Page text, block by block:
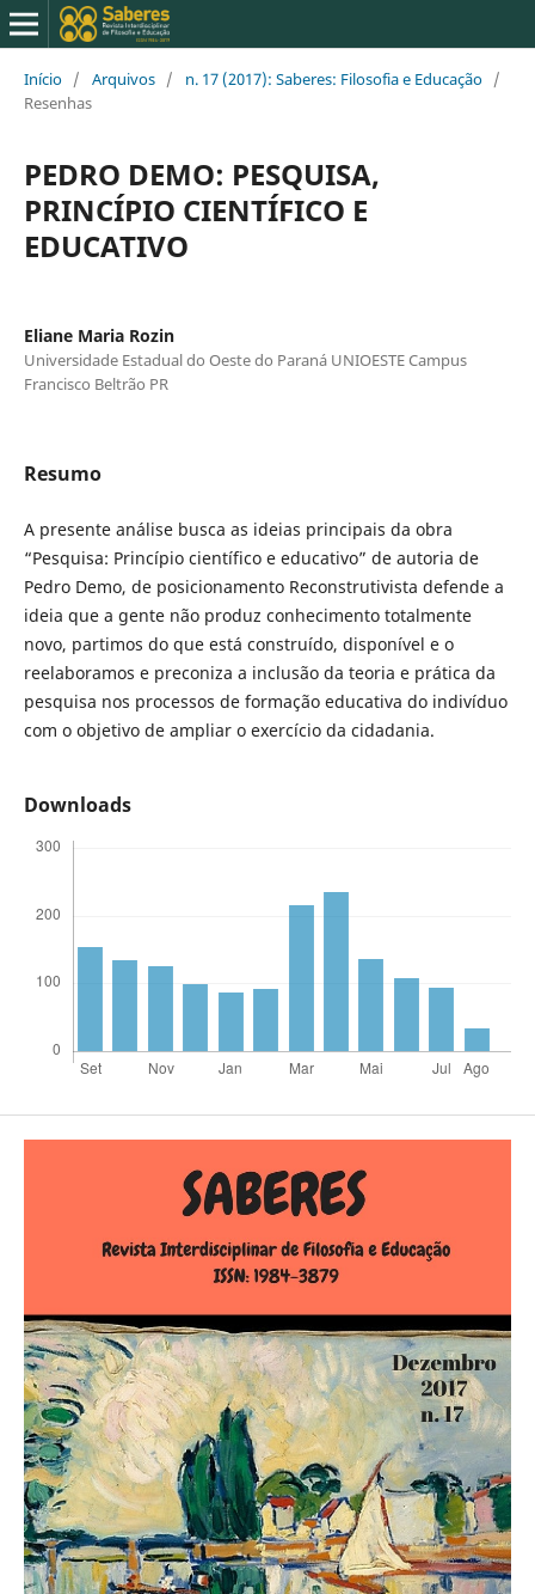
Início / Arquivos / n. 17 (2017): Saberes: Filosofia e Educação /
Resenhas
PEDRO DEMO: PESQUISA,
PRINCÍPIO CIENTÍFICO E
EDUCATIVO
Eliane Maria Rozin
Universidade Estadual do Oeste do Paraná UNIOESTE Campus
Francisco Beltrão PR
Resumo
A presente análise busca as ideias principais da obra
“Pesquisa: Princípio científico e educativo” de autoria de
Pedro Demo, de posicionamento Reconstrutivista defende a
ideia que a gente não produz conhecimento totalmente
novo, partimos do que está construído, disponível e o
reelaboramos e preconiza a inclusão da teoria e prática da
pesquisa nos processos de formação educativa do indivíduo
com o objetivo de ampliar o exercício da cidadania.
Downloads